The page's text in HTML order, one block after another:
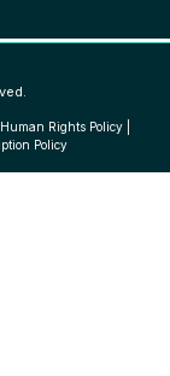
Human Rights Policy|
Policy